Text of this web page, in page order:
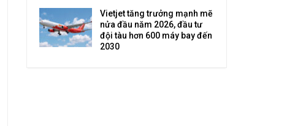
Vietjet tăng trưởng mạnh mẽ
nửa đầu năm 2026, đầu tư
đội tàu hơn 600 máy bay đến
2030